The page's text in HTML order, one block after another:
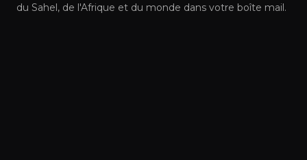
du Sahel, de l'Afrique et du monde dans votre boîte mail.